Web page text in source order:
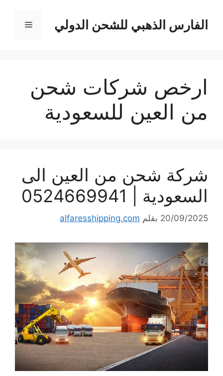
المحتوىالفارس الذهبي للشحن الدولي القائمة
ارخص شركات شحن
من العين للسعودية
شركة شحن من العين الى
السعودية | 0524669941
20/09/2025 بقلم alfaresshipping.com